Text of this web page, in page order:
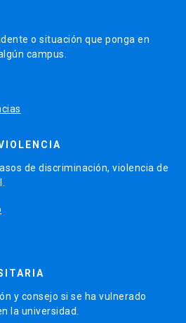
o situación que ponga en
campus.
de discriminación, violencia de
y consejo si se ha vulnerado
la universidad.